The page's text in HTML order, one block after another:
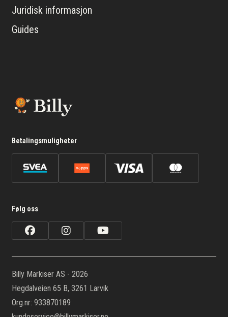
Juridisk informasjon
Guides
Betalingsmuligheter
Følg oss
Billy Markiser AS - 2026
Hegdalveien 65 B, 3261 Larvik
Org.nr: 933870189